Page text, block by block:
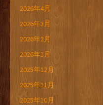
2026年4月
2026年3月
2026年2月
2026年1月
2025年12月
2025年11月
2025年10月